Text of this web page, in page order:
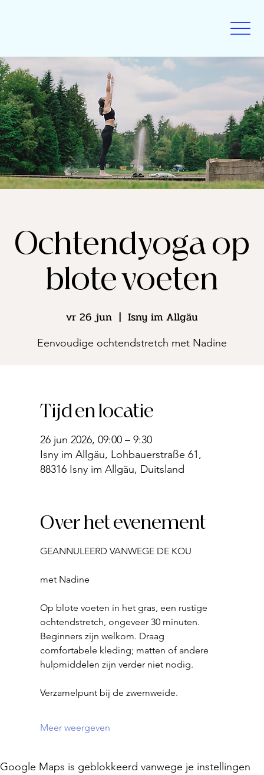
Ochtendyoga op
blote voeten
vr 26 jun
  |
Isny im Allgäu
Eenvoudige ochtendstretch met Nadine
Tijd en locatie
26 jun 2026, 09:00 – 9:30
Isny im Allgäu, Lohbauerstraße 61,
88316 Isny im Allgäu, Duitsland
Over het evenement
GEANNULEERD VANWEGE DE KOU
met Nadine
Op blote voeten in het gras, een rustige
ochtendstretch, ongeveer 30 minuten.
Beginners zijn welkom. Draag
comfortabele kleding; matten of andere
hulpmiddelen zijn verder niet nodig.
Verzamelpunt bij de zwemweide.
Meer weergeven
Google Maps is geblokkeerd vanwege je instellingen